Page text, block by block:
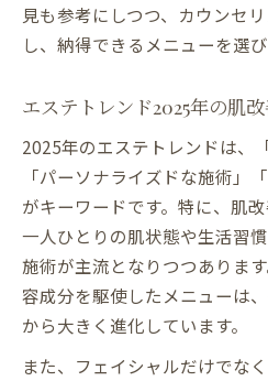
見も参考にしつつ、カウンセ
し、納得できるメニューを選び
エステトレンド2025年の肌
2025年のエステトレンドは、
「パーソナライズドな施術」
がキーワードです。特に、肌
一人ひとりの肌状態や生活習
施術が主流となりつつありま
容成分を駆使したメニューは
から大きく進化しています。
また、フェイシャルだけでな